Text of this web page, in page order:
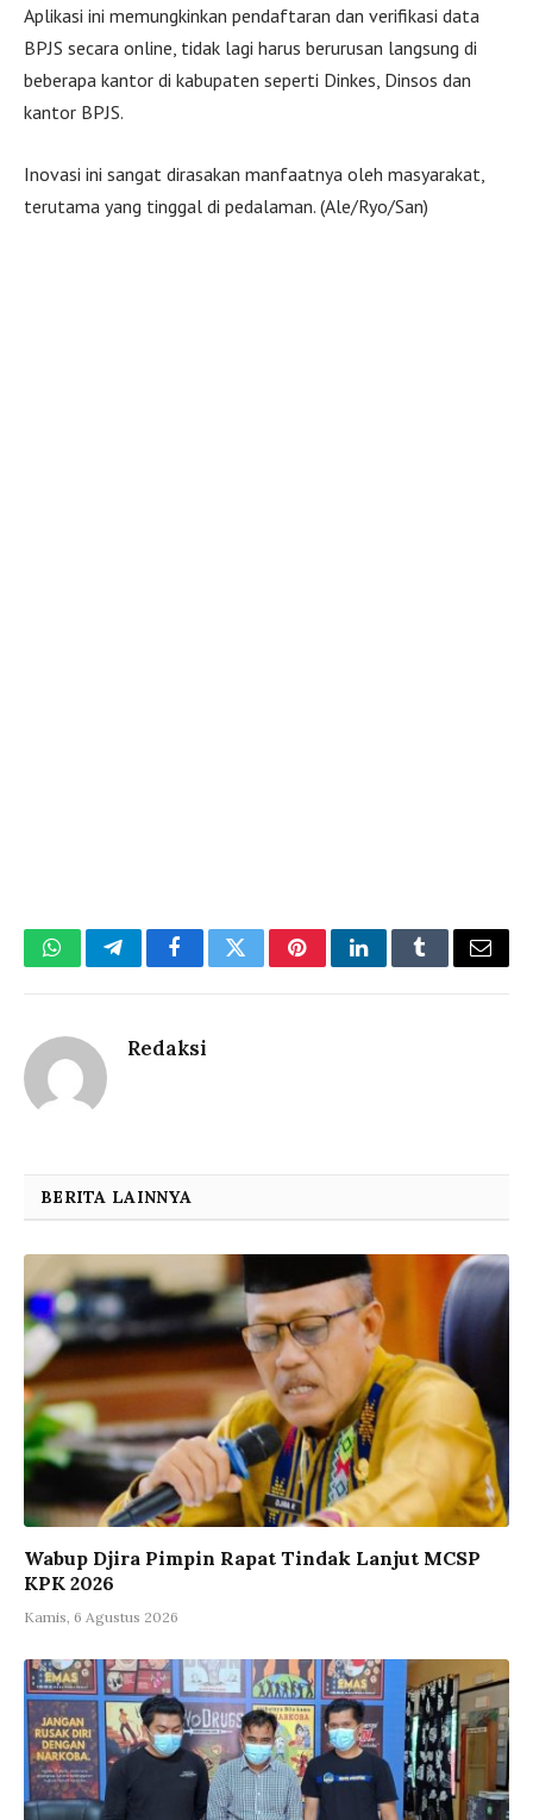
Aplikasi ini memungkinkan pendaftaran dan verifikasi data
BPJS secara online, tidak lagi harus berurusan langsung di
beberapa kantor di kabupaten seperti Dinkes, Dinsos dan
kantor BPJS.
Inovasi ini sangat dirasakan manfaatnya oleh masyarakat,
terutama yang tinggal di pedalaman. (Ale/Ryo/San)
WhatsAppTelegramFacebookTwitterPinterestLinkedInTumblrEmail
Redaksi
BERITA LAINNYA
Wabup Djira Pimpin Rapat Tindak Lanjut MCSP
KPK 2026
Kamis, 6 Agustus 2026